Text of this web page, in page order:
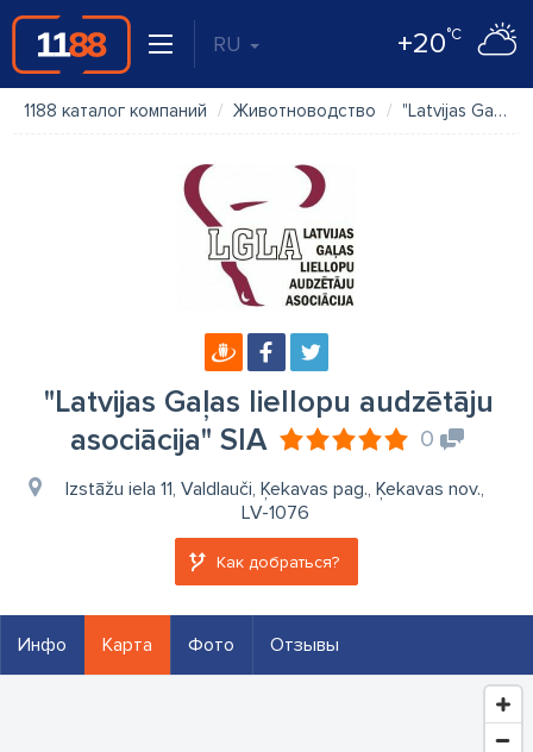
RU +20°C
1188 каталог компаний Животноводство "Latvijas Gaļas liellopu audzētāju asociācija" SIA
"Latvijas Gaļas liellopu audzētāju
asociācija" SIA
0
Izstāžu iela 11, Valdlauči, Ķekavas pag., Ķekavas nov.,
LV-1076
Как добраться?
Инфо Карта Фото Отзывы